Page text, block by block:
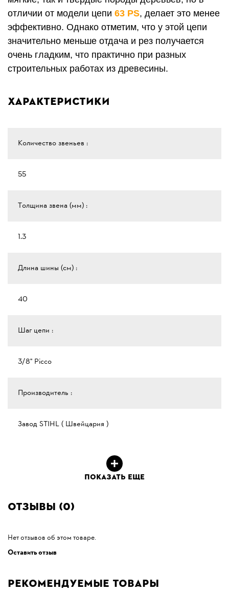
отличии от модели цепи 63 PS, делает это менее
эффективно. Однако отметим, что у этой цепи
значительно меньше отдача и рез получается
очень гладким, что практично при разных
строительных работах из древесины.
Характеристики
Количество звеньев :
55
Толщина звена (мм) :
1.3
Длина шины (см) :
40
Шаг цепи :
3/8" Рicco
Производитель :
Завод STIHL ( Швейцария )
ПОКАЗАТЬ ЕЩЕ
Отзывы (0)
Нет отзывов об этом товаре.
Оставить отзыв
Рекомендуемые товары